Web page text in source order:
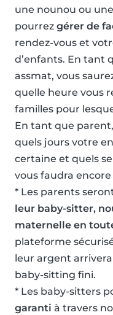
une nounou ou
pourrez gérer de
rendez-vous et
d’enfants. En tant
assmat, vous
quelle heure vous
familles pour
En tant que
quels jours votre
certaine et quels
vous faudra
* Les parents
leur baby-sitter,
maternelle en
plateforme
leur argent
baby-sitting fini.
* Les baby-sitters
garanti à travers